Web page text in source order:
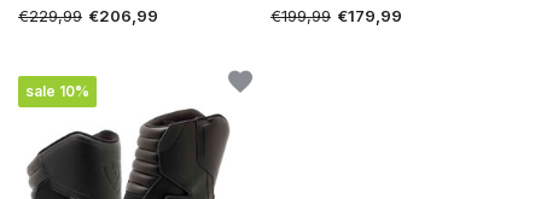
€229,99 €206,99 €199,99 €179,99
sale 10%